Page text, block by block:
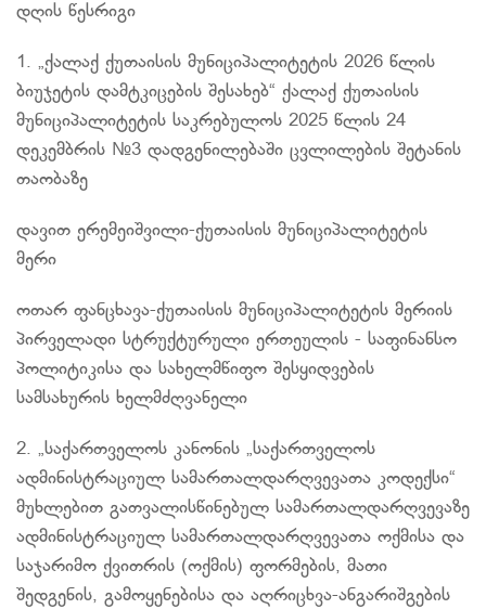
დღის წესრიგი
1. „ქალაქ ქუთაისის მუნიციპალიტეტის 2026 წლის
ბიუჯეტის დამტკიცების შესახებ“ ქალაქ ქუთაისის
მუნიციპალიტეტის საკრებულოს 2025 წლის 24
დეკემბრის №3 დადგენილებაში ცვლილების შეტანის
თაობაზე
დავით ერემეიშვილი-ქუთაისის მუნიციპალიტეტის
მერი
ოთარ ფანცხავა​-ქუთაისის მუნიციპალიტეტის მერიის
პირველადი სტრუქტურული ერთეულის - საფინანსო
პოლიტიკისა და სახელმწიფო შესყიდვების
სამსახურის ხელმძღვანელი
2. „საქართველოს კანონის „საქართველოს
ადმინისტრაციულ სამართალდარღვევათა კოდექსი“
მუხლებით გათვალისწინებულ სამართალდარღვევაზე
ადმინისტრაციულ სამართალდარღვევათა ოქმისა და
საჯარიმო ქვითრის (ოქმის) ფორმების, მათი
შედგენის, გამოყენებისა და აღრიცხვა-ანგარიშგების